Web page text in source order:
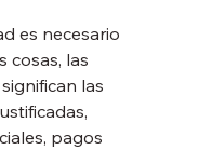
es necesario
cosas, las
las
pagos